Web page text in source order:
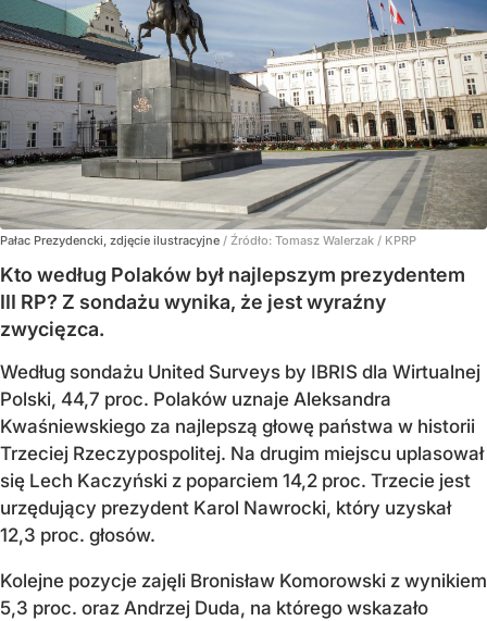
Pałac Prezydencki, zdjęcie ilustracyjne / Źródło: Tomasz Walerzak / KPRP
Kto według Polaków był najlepszym prezydentem
III RP? Z sondażu wynika, że jest wyraźny
zwycięzca.
Według sondażu United Surveys by IBRIS dla Wirtualnej
Polski, 44,7 proc. Polaków uznaje Aleksandra
Kwaśniewskiego za najlepszą głowę państwa w historii
Trzeciej Rzeczypospolitej. Na drugim miejscu uplasował
się Lech Kaczyński z poparciem 14,2 proc. Trzecie jest
urzędujący prezydent Karol Nawrocki, który uzyskał
12,3 proc. głosów.
Kolejne pozycje zajęli Bronisław Komorowski z wynikiem
5,3 proc. oraz Andrzej Duda, na którego wskazało